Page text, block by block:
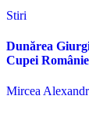
Stiri
Dunărea
Cupei
Mircea